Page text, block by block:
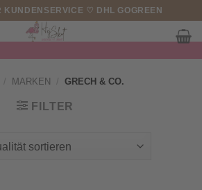
KUNDENSERVICE ♡ DHL GOGREEN
MARKEN GRECH & CO.
FILTER